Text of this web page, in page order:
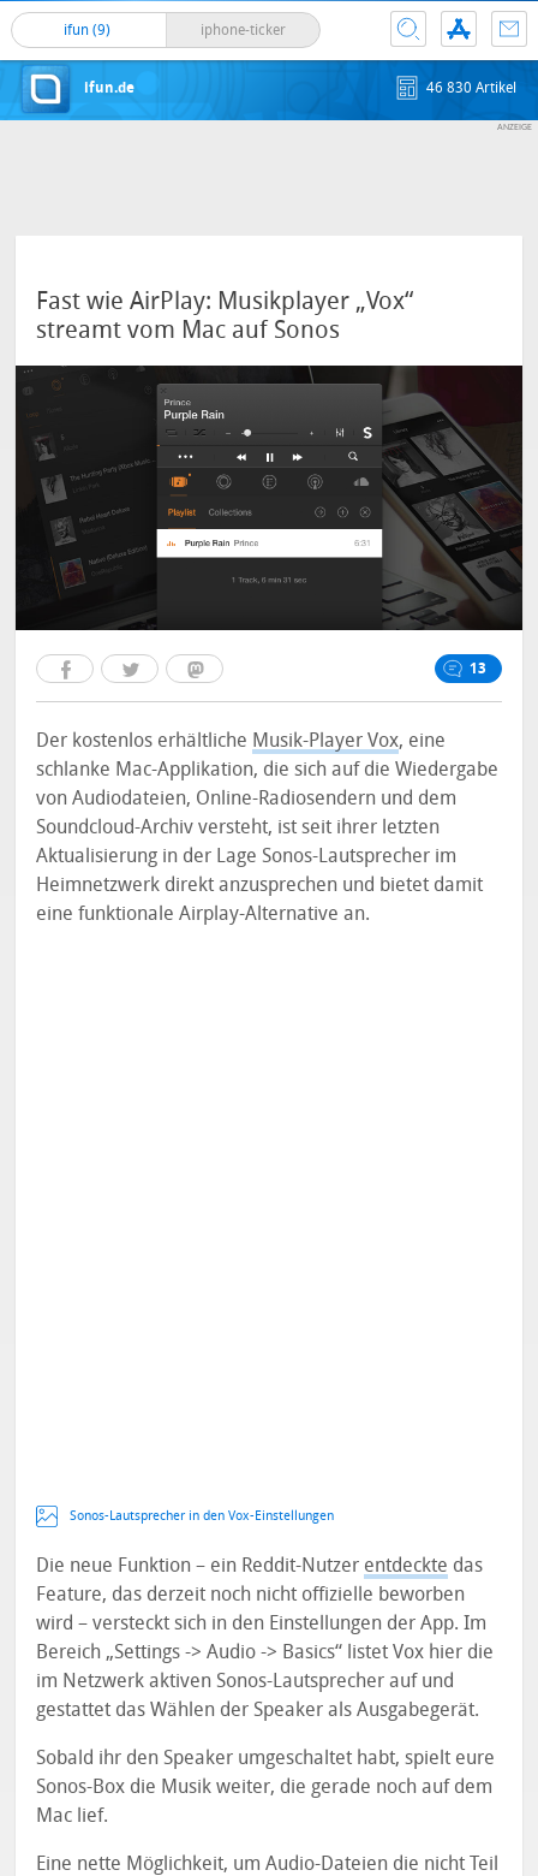
ifun (9) iphone-ticker
ifun.de 46 830 Artikel
Fast wie AirPlay: Musikplayer „Vox“
streamt vom Mac auf Sonos
13
Der kostenlos erhältliche Musik-Player Vox, eine
schlanke Mac-Applikation, die sich auf die Wiedergabe
von Audiodateien, Online-Radiosendern und dem
Soundcloud-Archiv versteht, ist seit ihrer letzten
Aktualisierung in der Lage Sonos-Lautsprecher im
Heimnetzwerk direkt anzusprechen und bietet damit
eine funktionale Airplay-Alternative an.
Sonos-Lautsprecher in den Vox-Einstellungen
Die neue Funktion – ein Reddit-Nutzer entdeckte das
Feature, das derzeit noch nicht offizielle beworben
wird – versteckt sich in den Einstellungen der App. Im
Bereich „Settings -> Audio -> Basics“ listet Vox hier die
im Netzwerk aktiven Sonos-Lautsprecher auf und
gestattet das Wählen der Speaker als Ausgabegerät.
Sobald ihr den Speaker umgeschaltet habt, spielt eure
Sonos-Box die Musik weiter, die gerade noch auf dem
Mac lief.
Eine nette Möglichkeit, um Audio-Dateien die nicht Teil